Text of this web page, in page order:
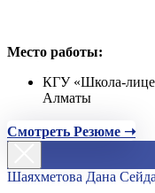
Место работы:
КГУ «Школа-
Алматы
Смотреть Резюме ➝
Шаяхметова Дана